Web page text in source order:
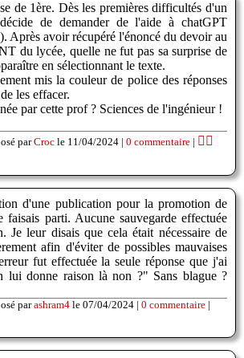
de 1ère. Dès les premières difficultés d'un
de demander de l'aide à chatGPT
avoir récupéré l'énoncé du devoir au
du lycée, quelle ne fut pas sa surprise de
en sélectionnant le texte.
mis la couleur de police des réponses
les effacer.
par cette prof ? Sciences de l'ingénieur !
parCroc le 11/04/2024 | 0 commentaire | 👍🏽
d'une publication pour la promotion de
faisais parti. Aucune sauvegarde effectuée
Je leur disais que cela était nécessaire de
afin d'éviter de possibles mauvaises
fut effectuée la seule réponse que j'ai
lui donne raison là non ?" Sans blague ?
parashram4 le 07/04/2024 | 0 commentaire |